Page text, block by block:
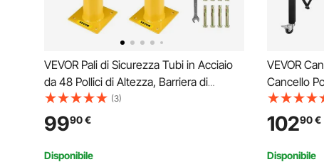
VEVOR Pali di Sicurezza Tubi in Acciaio
da 48 Pollici di Altezza, Barriera di
Sicurezza per Tubi in Acciaio da 4,5
Pollici di Diametro, Bulloni di Ancoraggio
per Aree Sensibili al Traffico
(3)
9990€
Disponibile
VEVOR
Cancello
cm(W × H)
Acciaio,
10290€
Disponibile